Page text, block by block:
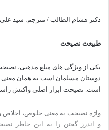
دکتر هشام الطالب / مترجم: سید
طبیعت نصیحت
یکی از ویژگی های مبلغ مذهبی،
دوستان مسلمان است به همان معنی
است. نصیحت ابزار اصلی واکنش
واژه نصیحت به معنی خلوص، اخلاص
و اندرز گفتن را به این خاطر